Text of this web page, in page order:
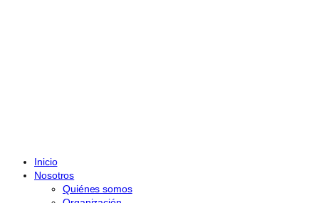
Inicio
Nosotros
Quiénes somos